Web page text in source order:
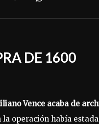
DE 1600
Vence acaba de
la operación había estada